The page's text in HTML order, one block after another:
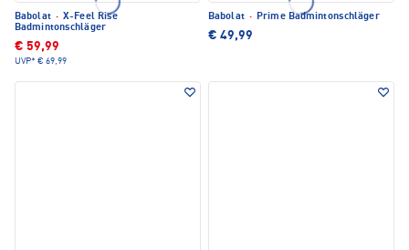
Babolat · X-Feel Rise
Badmintonschläger
€ 59,99
UVP* € 69,99
Babolat · Prime Badmintonschläger
€ 49,99